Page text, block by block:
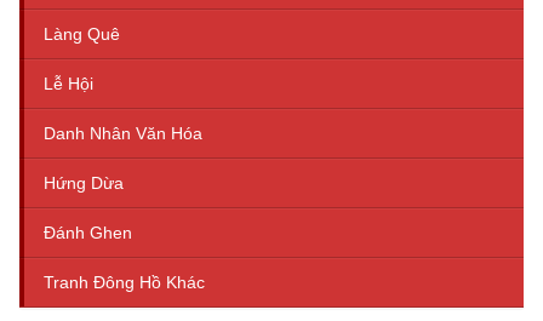
Làng Quê
Lễ Hội
Danh Nhân Văn Hóa
Hứng Dừa
Đánh Ghen
Tranh Đông Hồ Khác